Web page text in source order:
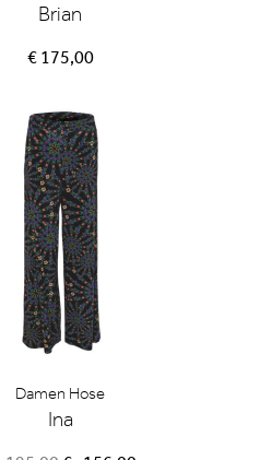
Brian
€ 175,00
Damen Hose
Ina